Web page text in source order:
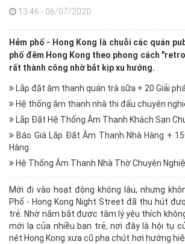
13:46 - 06/07/2020
Hẻm phố - Hong Kong là chuỗi các quán
phố đêm Hong Kong theo phong cách
rất thành công nhờ bắt kịp xu hướng.
Lắp đặt âm thanh quán trà sữa + 20 Giải
Hệ thống âm thanh nhà thi đấu chuyên
Lắp Đặt Hệ Thống Âm Thanh Khách Sạn
Báo Giá Lắp Đặt Âm Thanh Nhà Hàng +
Hàng
Hệ Thống Âm Thanh Nhà Thờ Chuyên
Mới đi vào hoạt động không lâu, nhưng
Phố - Hong Kong Night Street đã thu hút
trẻ. Nhờ nắm bắt được tâm lý yêu thích
mới lạ của nhiều bạn trẻ, nơi đây là hội tụ
nét Hong Kong xưa cũ pha chút hơi hướng